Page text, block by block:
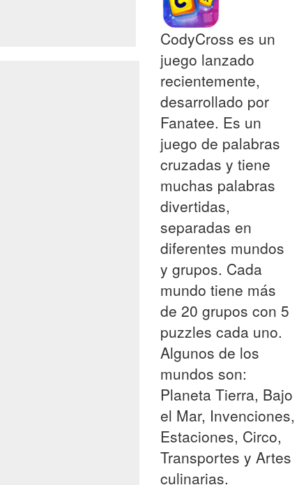
CodyCross es un
juego lanzado
recientemente,
desarrollado por
Fanatee. Es un
juego de palabras
cruzadas y tiene
muchas palabras
divertidas,
separadas en
diferentes mundos
y grupos. Cada
mundo tiene más
de 20 grupos con 5
puzzles cada uno.
Algunos de los
mundos son:
Planeta Tierra, Bajo
el Mar, Invenciones,
Estaciones, Circo,
Transportes y Artes
culinarias.